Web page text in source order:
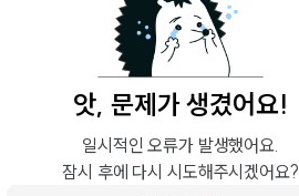
앗, 문제가 생겼어요!
일시적인 오류가 발생했어요.
잠시 후에 다시 시도해주시겠어요?